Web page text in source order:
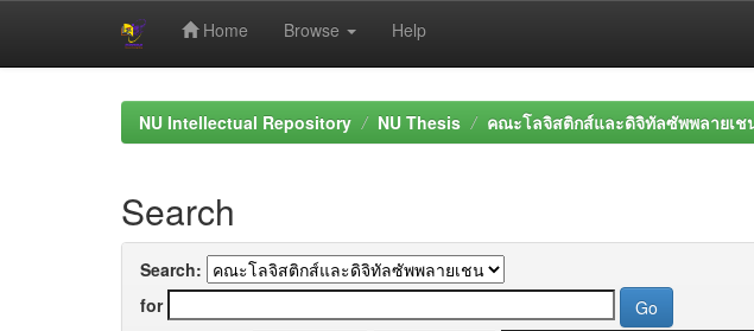
Home Browse Help
NU Intellectual Repository NU Thesis คณะโลจิสติกส์และดิจิทัลซัพพลายเช
Search
Search:
for